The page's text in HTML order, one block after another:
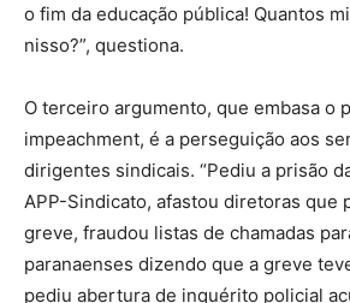
o fim da educação pública! Quantos
nisso?”, questiona.
O terceiro argumento, que embasa o
impeachment, é a perseguição aos
dirigentes sindicais. “Pediu a prisão
APP-Sindicato, afastou diretoras que
greve, fraudou listas de chamadas
paranaenses dizendo que a greve
pediu abertura de inquérito policial